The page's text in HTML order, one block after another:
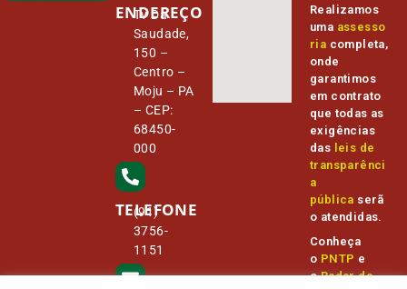
ENDEREÇO
Tv Da
Saudade,
150 –
Centro –
Moju – PA
– CEP:
68450-
000
TELEFONE
(91)
3756-
1151
Realizamos
uma assesso
ria completa,
onde
garantimos
em contrato
que todas as
exigências
das leis de
transparênci
a
pública serã
o atendidas.
Conheça
o PNTP e
oRadar da